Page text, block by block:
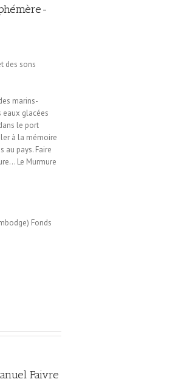
des sons
marins-
eaux glacées
le port
à la mémoire
au pays. Faire
Le Murmure
Fonds
Faivre